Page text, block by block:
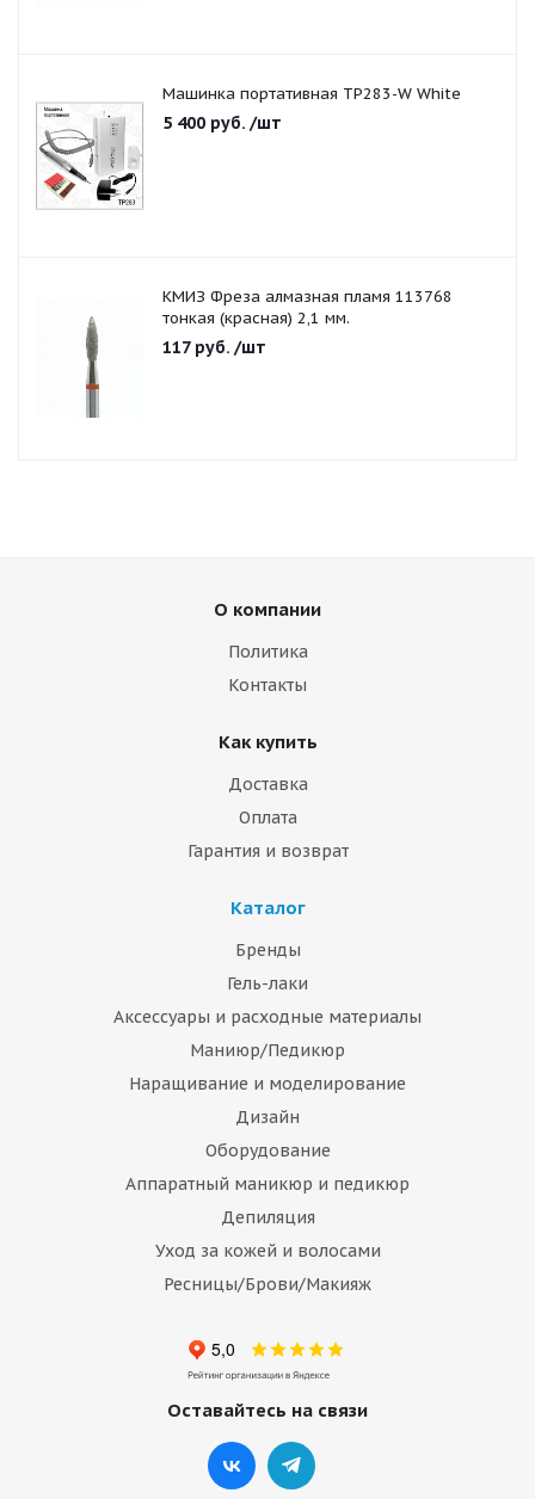
Машинка портативная TP283-W White
5 400 руб. /шт
КМИЗ Фреза алмазная пламя 113768
тонкая (красная) 2,1 мм.
117руб. /шт
О компании
Политика
Контакты
Как купить
Доставка
Оплата
Гарантия и возврат
Каталог
Бренды
Гель-лаки
Аксессуары и расходные материалы
Маниюр/Педикюр
Наращивание и моделирование
Дизайн
Оборудование
Аппаратный маникюр и педикюр
Депиляция
Уход за кожей и волосами
Ресницы/Брови/Макияж
Оставайтесь на связи